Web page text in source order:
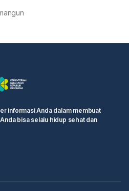
informasi Anda dalam membuat
bisa selalu hidup sehat dan